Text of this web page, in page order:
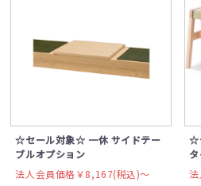
☆セール対象☆ 一休 サイドテー
ブルオプション
法人会員価格￥8,167(税込)〜
☆